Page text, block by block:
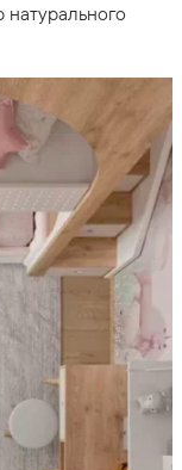
натурального